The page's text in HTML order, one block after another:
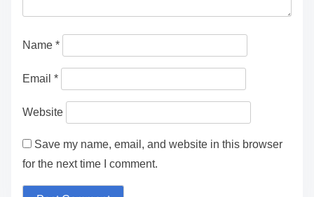
Name *
Email *
Website
Save my name, email, and website in this browser
for the next time I comment.